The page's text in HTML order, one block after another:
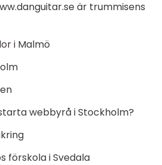
är trummisens
i Malmö
webbyrå i Stockholm?
förskola i Svedala